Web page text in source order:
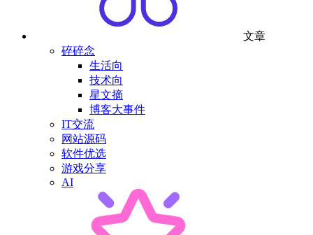
文章
碎碎念
生活向
技术向
星文摘
博客大事件
IT交流
网站源码
软件优选
游戏分享
AI